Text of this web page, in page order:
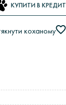
КУПИТИ В КРЕДИТ
коханому